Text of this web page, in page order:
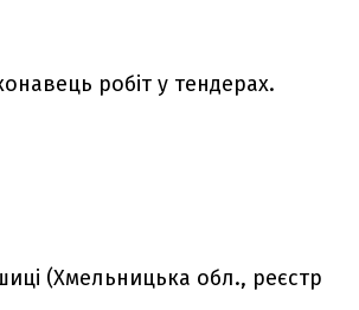
робіт у тендерах.
(Хмельницька обл., реєстр